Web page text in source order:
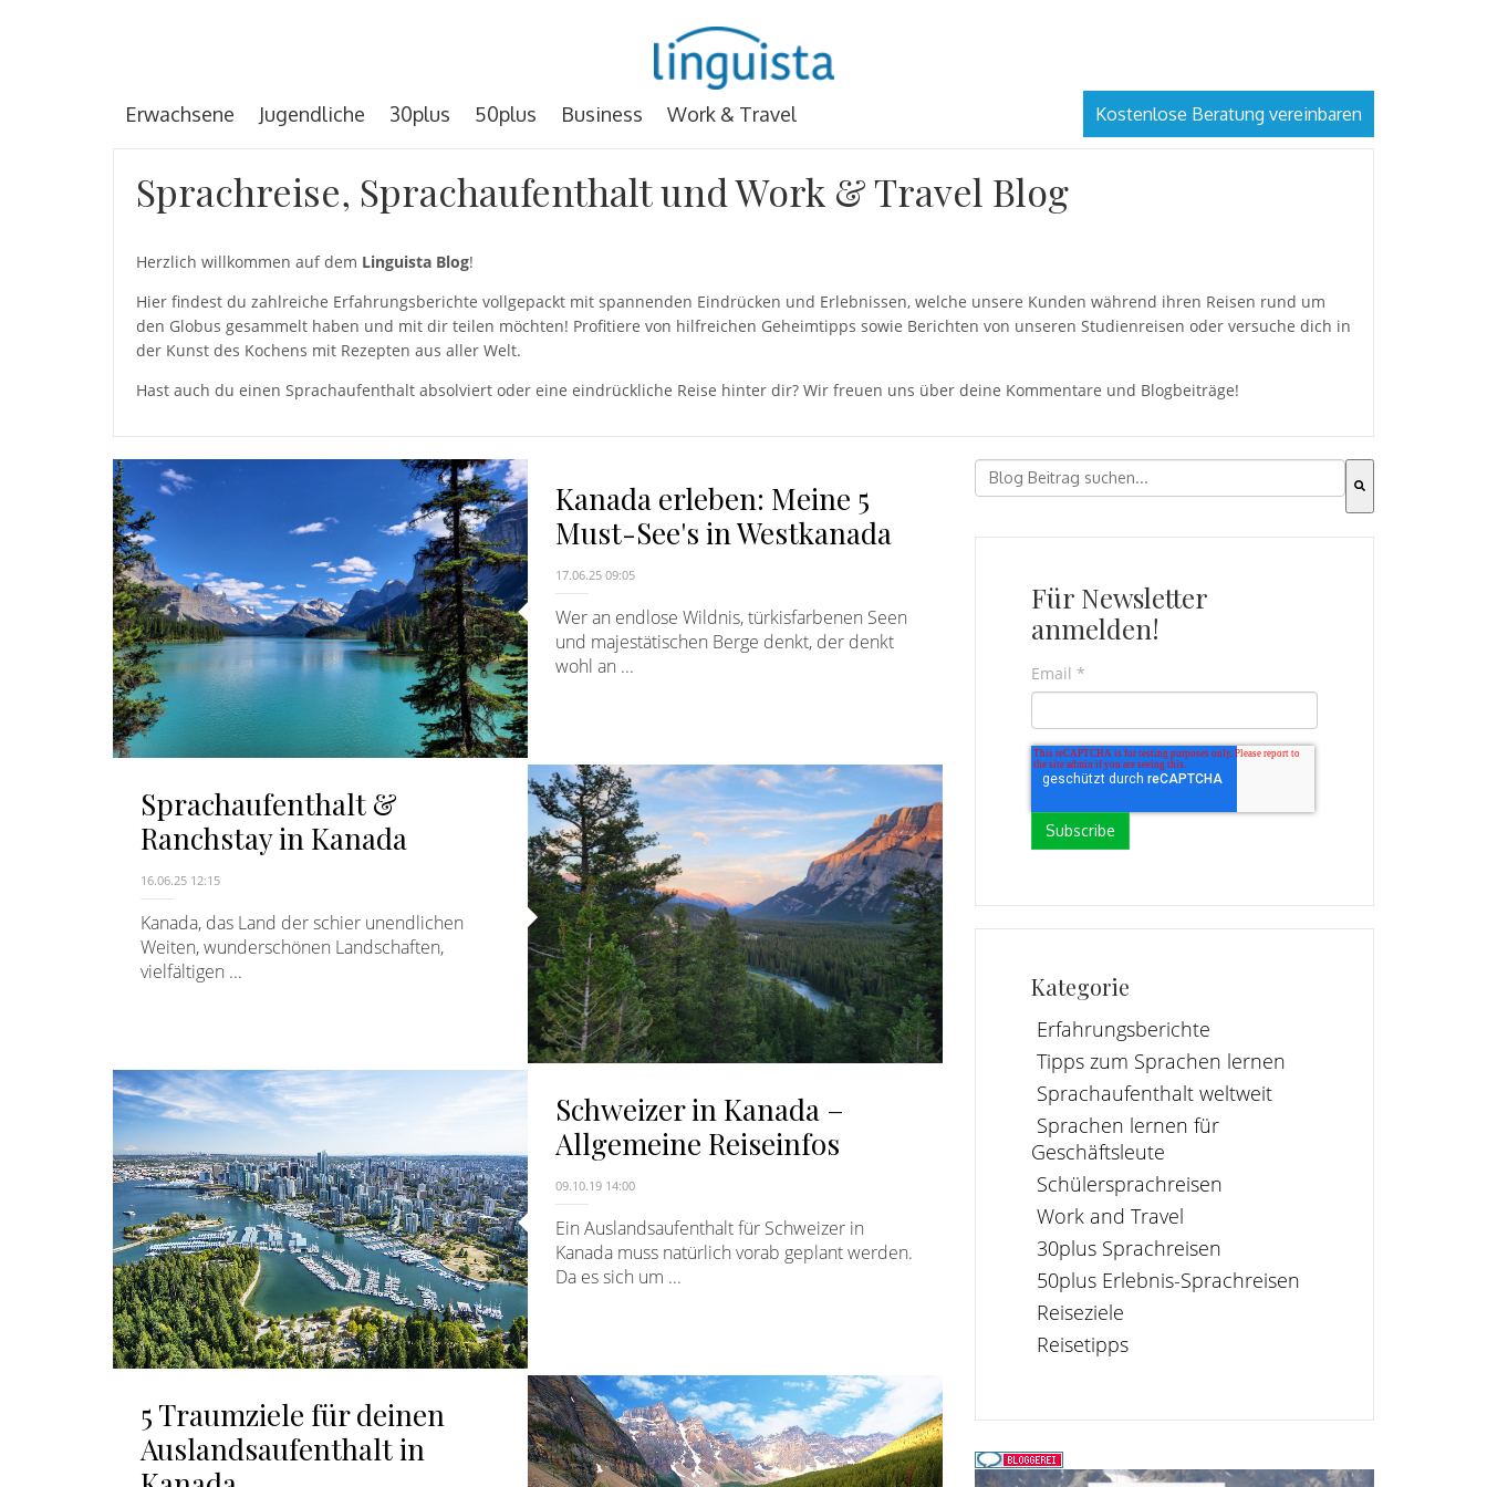
Erwachsene Jugendliche 30plus 50plus Business Work & Travel Kostenlose Beratung vereinbaren
Sprachreise, Sprachaufenthalt und Work & Travel Blog
Herzlich willkommen auf dem Linguista Blog!
Hier findest du zahlreiche Erfahrungsberichte vollgepackt mit spannenden Eindrücken und Erlebnissen, welche unsere Kunden während ihren Reisen rund um
den Globus gesammelt haben und mit dir teilen möchten! Profitiere von hilfreichen Geheimtipps sowie Berichten von unseren Studienreisen oder versuche dich in
der Kunst des Kochens mit Rezepten aus aller Welt.
Hast auch du einen Sprachaufenthalt absolviert oder eine eindrückliche Reise hinter dir? Wir freuen uns über deine Kommentare und Blogbeiträge!
Kanada erleben: Meine 5
Must-See's in Westkanada
17.06.25 09:05
Wer an endlose Wildnis, türkisfarbenen Seen
und majestätischen Berge denkt, der denkt
wohl an ...
Sprachaufenthalt &
Ranchstay in Kanada
16.06.25 12:15
Kanada, das Land der schier unendlichen
Weiten, wunderschönen Landschaften,
vielfältigen ...
Schweizer in Kanada –
Allgemeine Reiseinfos
09.10.19 14:00
Ein Auslandsaufenthalt für Schweizer in
Kanada muss natürlich vorab geplant werden.
Da es sich um ...
5 Traumziele für deinen
Auslandsaufenthalt in
Dies ist ein Suchfeld mit einer automatischen
Für Newsletter
anmelden!
Email *
Kategorie
Erfahrungsberichte
Tipps zum Sprachen lernen
Sprachaufenthalt weltweit
Sprachen lernen für
Geschäftsleute
Schülersprachreisen
Work and Travel
30plus Sprachreisen
50plus Erlebnis-Sprachreisen
Reiseziele
Reisetipps